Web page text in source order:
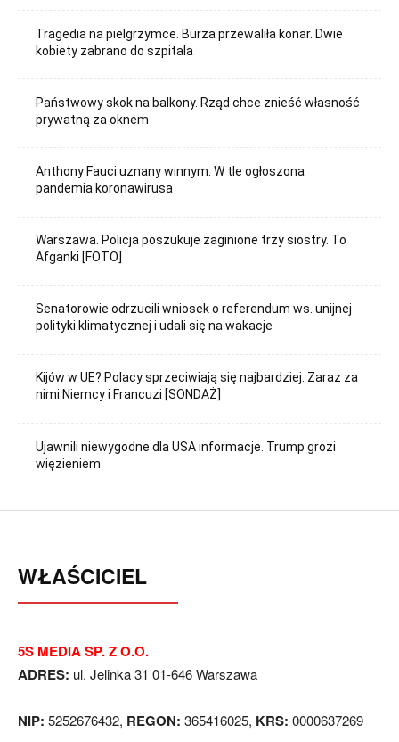
Tragedia na pielgrzymce. Burza przewaliła konar. Dwie
kobiety zabrano do szpitala
Państwowy skok na balkony. Rząd chce znieść własność
prywatną za oknem
Anthony Fauci uznany winnym. W tle ogłoszona
pandemia koronawirusa
Warszawa. Policja poszukuje zaginione trzy siostry. To
Afganki [FOTO]
Senatorowie odrzucili wniosek o referendum ws. unijnej
polityki klimatycznej i udali się na wakacje
Kijów w UE? Polacy sprzeciwiają się najbardziej. Zaraz za
nimi Niemcy i Francuzi [SONDAŻ]
Ujawnili niewygodne dla USA informacje. Trump grozi
więzieniem
WŁAŚCICIEL
5S MEDIA SP. Z O.O.
ADRES: ul. Jelinka 31 01-646 Warszawa
NIP: 5252676432, REGON: 365416025, KRS: 0000637269